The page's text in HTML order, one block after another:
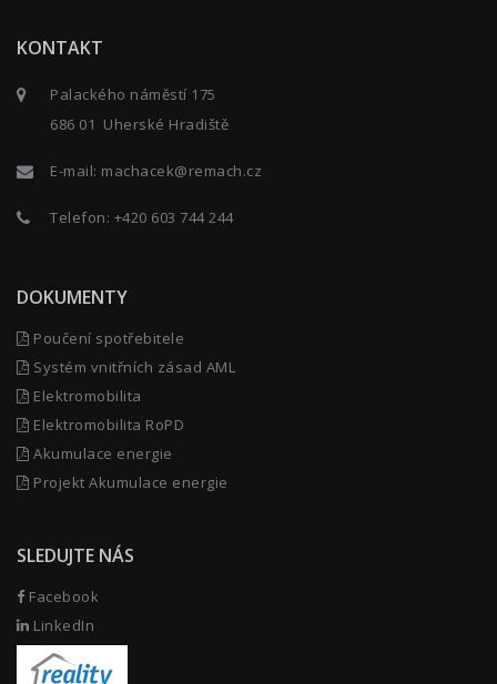
KONTAKT
Palackého náměstí 175
686 01 Uherské Hradiště
E-mail: machacek@remach.cz
Telefon: +420 603 744 244
DOKUMENTY
Poučení spotřebitele
Systém vnitřních zásad AML
Elektromobilita
Elektromobilita RoPD
Akumulace energie
Projekt Akumulace energie
SLEDUJTE NÁS
Facebook
LinkedIn